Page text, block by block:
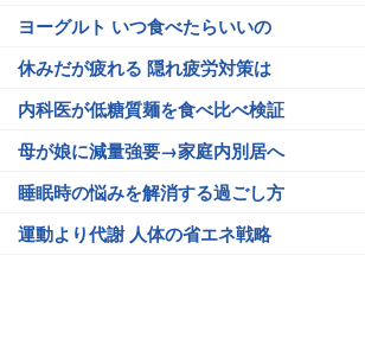
ヨーグルト いつ食べたらいいの
休みだが疲れる 隠れ疲労対策は
内科医が低糖質麺を食べ比べ検証
母が娘に減量強要→家庭内別居へ
睡眠時の悩みを解消する過ごし方
運動より代謝 人体の省エネ戦略